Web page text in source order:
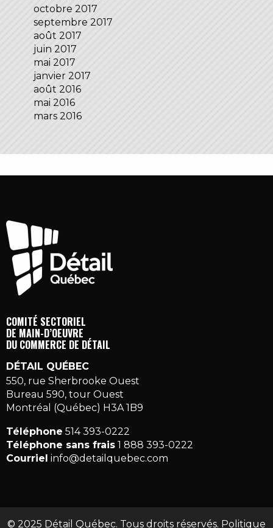
octobre 2017
septembre 2017
août 2017
juin 2017
mai 2017
janvier 2017
août 2016
mai 2016
mars 2016
COMITÉ SECTORIEL
DE MAIN-D’OEUVRE
DU COMMERCE DE DÉTAIL
DÉTAIL QUÉBEC
550, rue Sherbrooke Ouest
Bureau 590, tour Ouest
Montréal (Québec) H3A 1B9
Téléphone 514 393-0222
Téléphone sans frais 1 888 393-0222
Courriel info@detailquebec.com
© 2025 Détail Québec. Tous droits réservés. Politique